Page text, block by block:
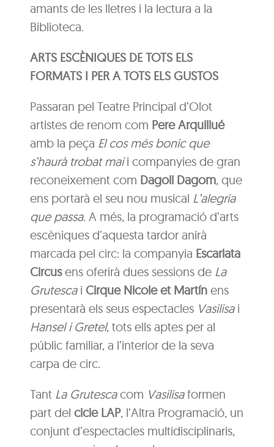
amants de les lletres i la lectura a la
Biblioteca.
ARTS ESCÈNIQUES DE TOTS ELS
FORMATS I PER A TOTS ELS GUSTOS
Passaran pel Teatre Principal d’Olot
artistes de renom com Pere Arquillué
amb la peça El cos més bonic que
s’haurà trobat maii companyies de gran
reconeixement com Dagoll Dagom, que
ens portarà el seu nou musical L’alegria
que passa. A més, la programació d’arts
escèniques d’aquesta tardor anirà
marcada pel circ: la companyia Escarlata
Circusens oferirà dues sessions de La
GrutescaiCirque Nicole et Martín ens
presentarà els seus espectacles Vasilisai
Hansel i Gretel, tots ells aptes per al
públic familiar, a l’interior de la seva
carpa de circ.
Tant La Grutescacom Vasilisaformen
part delcicle LAP, l’Altra Programació, un
conjunt d’espectacles multidisciplinaris,